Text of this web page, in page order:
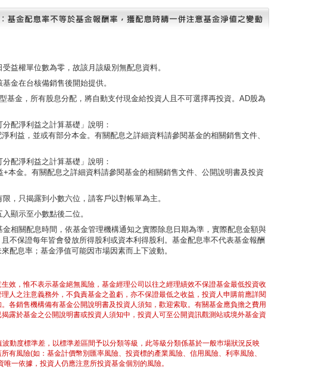
益權單位數為零，故該月該級別無配息資料。
金在台核備銷售後開始提供。
基金，所有股息分配，將自動支付現金給投資人且不可選擇再投資。AD股為
配淨利益之計算基礎」說明：
利益，並或有部分本金。有關配息之詳細資料請參閱基金的相關銷售文件、
配淨利益之計算基礎」說明：
本金。有關配息之詳細資料請參閱基金的相關銷售文件、公開說明書及投資
，只揭露到小數六位，請客戶以對帳單為主。
顯示至小數點後二位。
相關配息時間，依基金管理機構通知之實際除息日期為準，實際配息金額與
不保證每年皆會發放所得股利或資本利得股利。基金配息率不代表基金報酬
配息率；基金淨值可能因市場因素而上下波動。
生效，惟不表示基金絕無風險，基金經理公司以往之經理績效不保證基金最低投資收
人之注意義務外，不負責基金之盈虧，亦不保證最低之收益，投資人申購前應詳閱
各銷售機構備有基金公開說明書及投資人須知，歡迎索取。有關基金應負擔之費用
揭露於基金之公開說明書或投資人須知中，投資人可至公開資訊觀測站或境外基金資
波動度標準差，以標準差區間予以分類等級，此等級分類係基於一般巿場狀況反映
有風險(如：基金計價幣別匯率風險、投資標的產業風險、信用風險、利率風險、
一依據，投資人仍應注意所投資基金個別的風險。